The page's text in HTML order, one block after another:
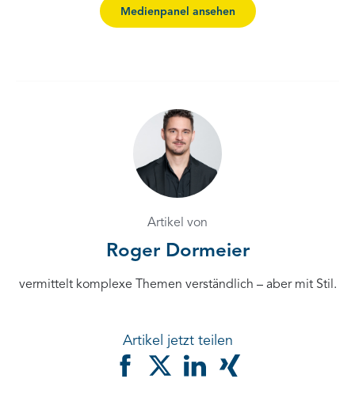
Medienpanel ansehen
Artikel von
Roger Dormeier
vermittelt komplexe Themen verständlich – aber mit Stil.
Artikel jetzt teilen